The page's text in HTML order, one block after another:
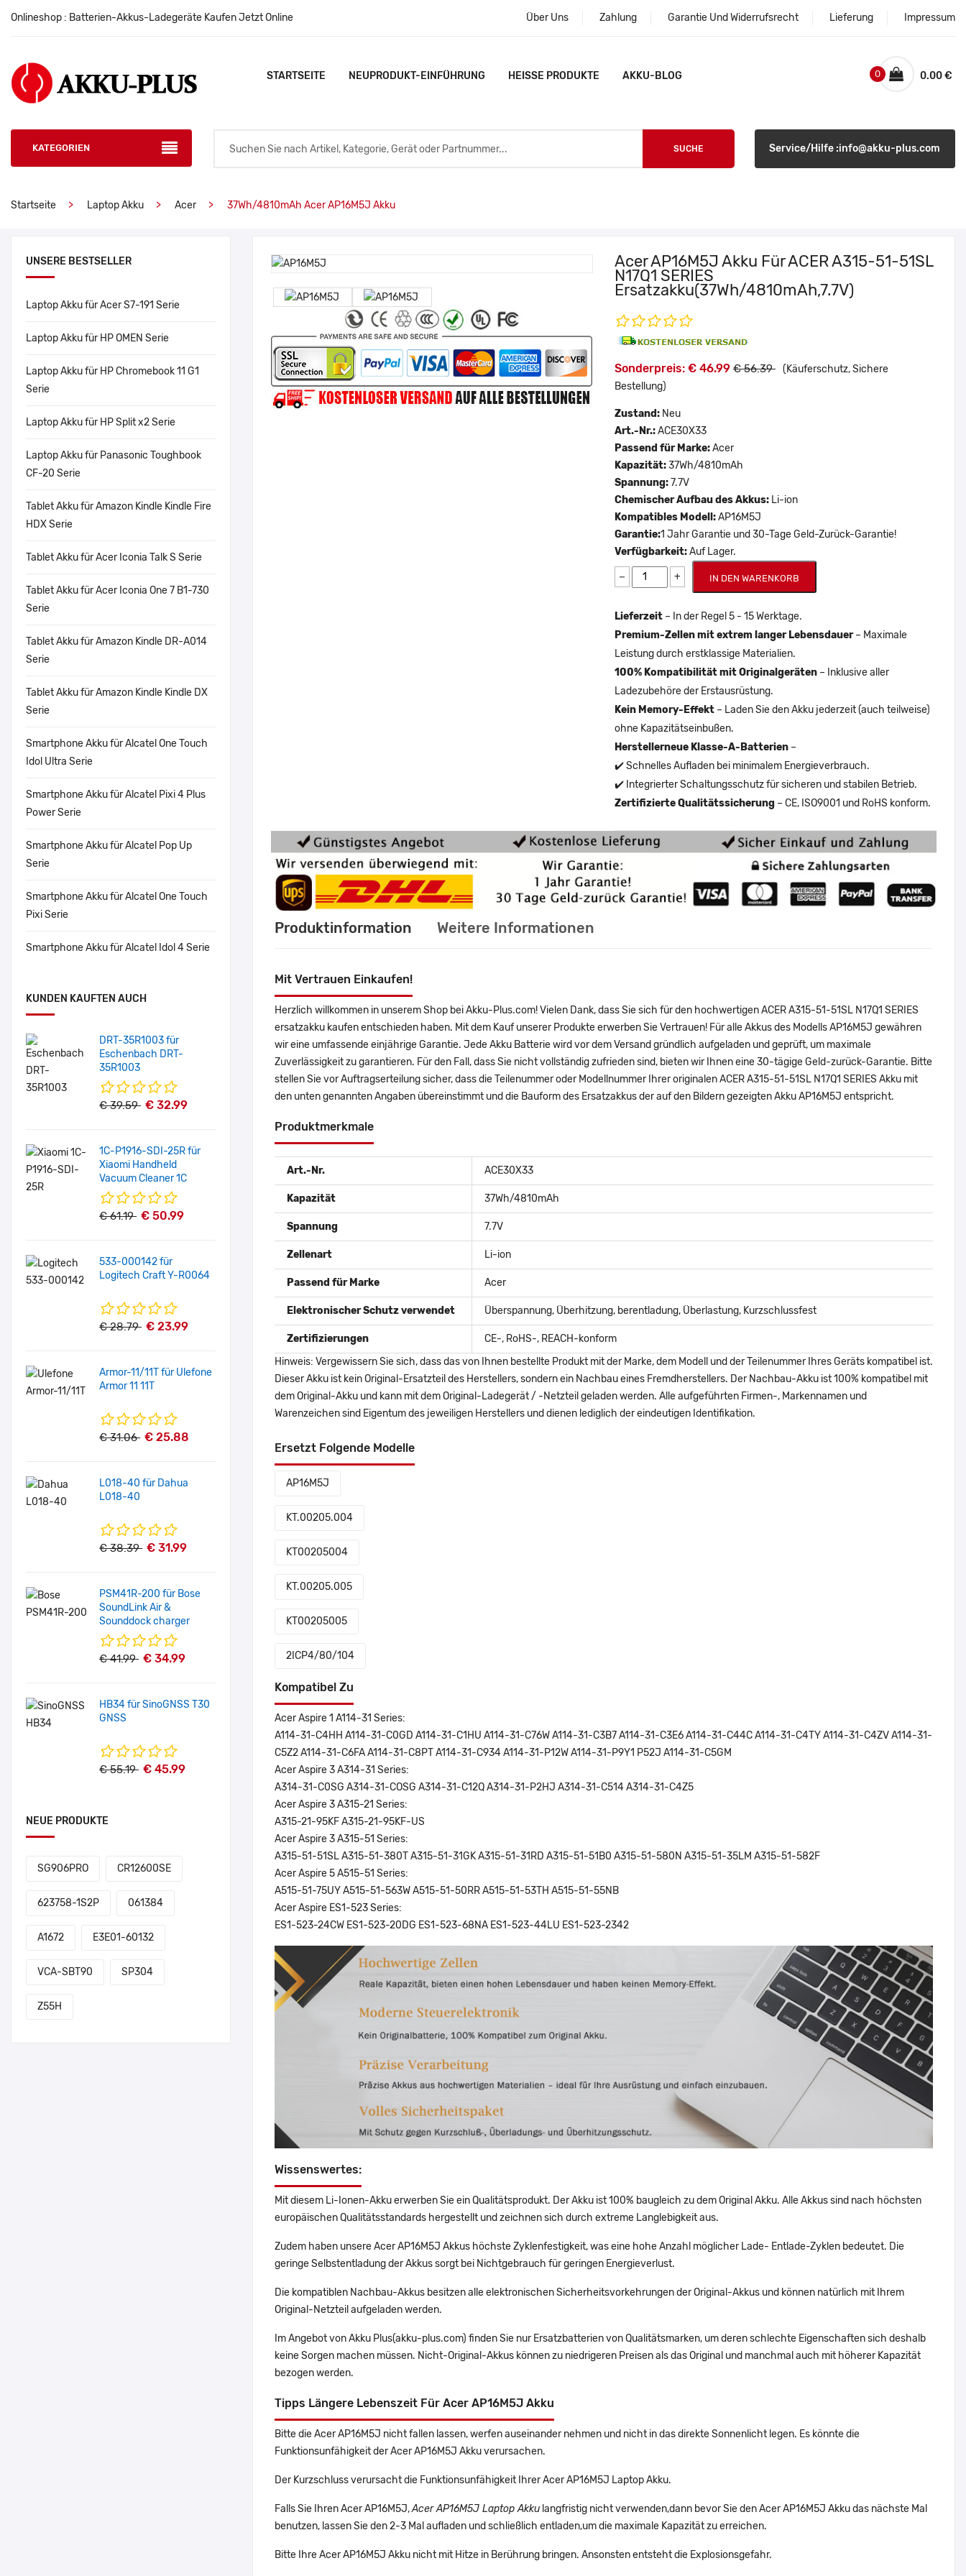
Onlineshop : Batterien-Akkus-Ladegeräte Kaufen Jetzt Online Über Uns Zahlung Garantie Und Widerrufsrecht Lieferung Impressum
STARTSEITE NEUPRODUKT-EINFÜHRUNG HEISSE PRODUKTE AKKU-BLOG 0.00 €
0
KATEGORIEN SUCHE Service/Hilfe :info@akku-plus.com
Startseite Laptop Akku Acer 37Wh/4810mAh Acer AP16M5J Akku
UNSERE BESTSELLER
Laptop Akku für Acer S7-191 Serie
Laptop Akku für HP OMEN Serie
Laptop Akku für HP Chromebook 11 G1
Serie
Laptop Akku für HP Split x2 Serie
Laptop Akku für Panasonic Toughbook
CF-20 Serie
Tablet Akku für Amazon Kindle Kindle Fire
HDX Serie
Tablet Akku für Acer Iconia Talk S Serie
Tablet Akku für Acer Iconia One 7 B1-730
Serie
Tablet Akku für Amazon Kindle DR-A014
Serie
Tablet Akku für Amazon Kindle Kindle DX
Serie
Smartphone Akku für Alcatel One Touch
Idol Ultra Serie
Smartphone Akku für Alcatel Pixi 4 Plus
Power Serie
Smartphone Akku für Alcatel Pop Up
Serie
Smartphone Akku für Alcatel One Touch
Pixi Serie
Smartphone Akku für Alcatel Idol 4 Serie
KUNDEN KAUFTEN AUCH
DRT-35R1003 für
Eschenbach DRT-
35R1003
€ 39.59 € 32.99
1C-P1916-SDI-25R für
Xiaomi Handheld
Vacuum Cleaner 1C
€ 61.19 € 50.99
533-000142 für
Logitech Craft Y-R0064
€ 28.79 € 23.99
Armor-11/11T für Ulefone
Armor 11 11T
€ 31.06 € 25.88
L018-40 für Dahua
L018-40
€ 38.39 € 31.99
PSM41R-200 für Bose
SoundLink Air &
Sounddock charger
€ 41.99 € 34.99
HB34 für SinoGNSS T30
GNSS
€ 55.19 € 45.99
NEUE PRODUKTE
SG906PRO CR12600SE
623758-1S2P 061384
A1672 E3E01-60132
VCA-SBT90 SP304
Z55H
Acer AP16M5J Akku Für ACER A315-51-51SL
N17Q1 SERIES
Ersatzakku(37Wh/4810mAh,7.7V)
Sonderpreis: € 46.99 € 56.39 (Käuferschutz, Sichere
Bestellung)
Zustand: Neu
Art.-Nr.:ACE30X33
Passend für Marke:Acer
Kapazität:37Wh/4810mAh
Spannung:7.7V
Chemischer Aufbau des Akkus: Li-ion
Kompatibles Modell:AP16M5J
Garantie:1 Jahr Garantie und 30-Tage Geld-Zurück-Garantie!
Verfügbarkeit:Auf Lager.
− + IN DEN WARENKORB
Lieferzeit – In der Regel 5 - 15 Werktage.
Premium-Zellen mit extrem langer Lebensdauer– Maximale
Leistung durch erstklassige Materialien.
100% Kompatibilität mit Originalgeräten – Inklusive aller
Ladezubehöre der Erstausrüstung.
Kein Memory-Effekt – Laden Sie den Akku jederzeit (auch teilweise)
ohne Kapazitätseinbußen.
Herstellerneue Klasse-A-Batterien –
✔️ Schnelles Aufladen bei minimalem Energieverbrauch.
✔️ Integrierter Schaltungsschutz für sicheren und stabilen Betrieb.
Zertifizierte Qualitätssicherung – CE, ISO9001 und RoHS konform.
Produktinformation Weitere Informationen
Mit Vertrauen Einkaufen!
Herzlich willkommen in unserem Shop bei Akku-Plus.com! Vielen Dank, dass Sie sich für den hochwertigen ACER A315-51-51SL N17Q1 SERIES
ersatzakku kaufen entschieden haben. Mit dem Kauf unserer Produkte erwerben Sie Vertrauen! Für alle Akkus des Modells AP16M5J gewähren
wir eine umfassende einjährige Garantie. Jede Akku Batterie wird vor dem Versand gründlich aufgeladen und geprüft, um maximale
Zuverlässigkeit zu garantieren. Für den Fall, dass Sie nicht vollständig zufrieden sind, bieten wir Ihnen eine 30-tägige Geld-zurück-Garantie. Bitte
stellen Sie vor Auftragserteilung sicher, dass die Teilenummer oder Modellnummer Ihrer originalen ACER A315-51-51SL N17Q1 SERIES Akku mit
den unten genannten Angaben übereinstimmt und die Bauform des Ersatzakkus der auf den Bildern gezeigten Akku AP16M5J entspricht.
Produktmerkmale
Art.-Nr. ACE30X33
Kapazität 37Wh/4810mAh
Spannung 7.7V
Zellenart Li-ion
Passend für Marke Acer
Elektronischer Schutz verwendet Überspannung, Überhitzung, berentladung, Überlastung, Kurzschlussfest
Zertifizierungen
CE-, RoHS-, REACH-konform
Hinweis: Vergewissern Sie sich, dass das von Ihnen bestellte Produkt mit der Marke, dem Modell und der Teilenummer Ihres Geräts kompatibel ist.
Dieser Akku ist kein Original-Ersatzteil des Herstellers, sondern ein Nachbau eines Fremdherstellers. Der Nachbau-Akku ist 100% kompatibel mit
dem Original-Akku und kann mit dem Original-Ladegerät / -Netzteil geladen werden. Alle aufgeführten Firmen-, Markennamen und
Warenzeichen sind Eigentum des jeweiligen Herstellers und dienen lediglich der eindeutigen Identifikation.
Ersetzt Folgende Modelle
AP16M5J
KT.00205.004
KT00205004
KT.00205.005
KT00205005
2ICP4/80/104
Kompatibel Zu
Acer Aspire 1 A114-31 Series:
A114-31-C4HH A114-31-C0GD A114-31-C1HU A114-31-C76W A114-31-C3B7 A114-31-C3E6 A114-31-C44C A114-31-C4TY A114-31-C4ZV A114-31-
C5Z2 A114-31-C6FA A114-31-C8PT A114-31-C934 A114-31-P12W A114-31-P9Y1 P52J A114-31-C5GM
Acer Aspire 3 A314-31 Series:
A314-31-C0SG A314-31-COSG A314-31-C12Q A314-31-P2HJ A314-31-C514 A314-31-C4Z5
Acer Aspire 3 A315-21 Series:
A315-21-95KF A315-21-95KF-US
Acer Aspire 3 A315-51 Series:
A315-51-51SL A315-51-380T A315-51-31GK A315-51-31RD A315-51-51B0 A315-51-580N A315-51-35LM A315-51-582F
Acer Aspire 5 A515-51 Series:
A515-51-75UY A515-51-563W A515-51-50RR A515-51-53TH A515-51-55NB
Acer Aspire ES1-523 Series:
ES1-523-24CW ES1-523-20DG ES1-523-68NA ES1-523-44LU ES1-523-2342
Wissenswertes:
Mit diesem Li-Ionen-Akku erwerben Sie ein Qualitätsprodukt. Der Akku ist 100% baugleich zu dem Original Akku. Alle Akkus sind nach höchsten
europäischen Qualitätsstandards hergestellt und zeichnen sich durch extreme Langlebigkeit aus.
Zudem haben unsere Acer AP16M5J Akkus höchste Zyklenfestigkeit, was eine hohe Anzahl möglicher Lade- Entlade-Zyklen bedeutet. Die
geringe Selbstentladung der Akkus sorgt bei Nichtgebrauch für geringen Energieverlust.
Die kompatiblen Nachbau-Akkus besitzen alle elektronischen Sicherheitsvorkehrungen der Original-Akkus und können natürlich mit Ihrem
Original-Netzteil aufgeladen werden.
Im Angebot von Akku Plus(akku-plus.com) finden Sie nur Ersatzbatterien von Qualitätsmarken, um deren schlechte Eigenschaften sich deshalb
keine Sorgen machen müssen. Nicht-Original-Akkus können zu niedrigeren Preisen als das Original und manchmal auch mit höherer Kapazität
bezogen werden.
Tipps Längere Lebenszeit Für Acer AP16M5J Akku
Bitte die Acer AP16M5J nicht fallen lassen, werfen auseinander nehmen und nicht in das direkte Sonnenlicht legen. Es könnte die
Funktionsunfähigkeit der Acer AP16M5J Akku verursachen.
Der Kurzschluss verursacht die Funktionsunfähigkeit Ihrer Acer AP16M5J Laptop Akku.
Falls Sie Ihren Acer AP16M5J,Acer AP16M5J Laptop Akku langfristig nicht verwenden,dann bevor Sie den Acer AP16M5J Akku das nächste Mal
benutzen, lassen Sie den 2-3 Mal aufladen und schließlich entladen,um die maximale Kapazität zu erreichen.
Bitte Ihre Acer AP16M5J Akku nicht mit Hitze in Berührung bringen. Ansonsten entsteht die Explosionsgefahr.